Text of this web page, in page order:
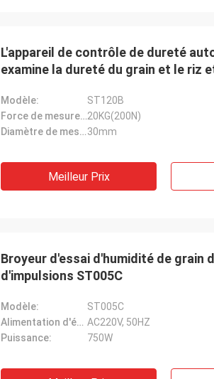
L'appareil de contrôle de dureté
examine la dureté du grain et le riz
Modèle:
ST120B
Force de mesure maximale:20KG(200N)
Diamètre de mesure maximum:30mm
Meilleur Prix
Broyeur d'essai d'humidité de grain
d'impulsions ST005C
Modèle:
ST005C
Alimentation d'énergie: AC220V, 50HZ
Puissance:
750W